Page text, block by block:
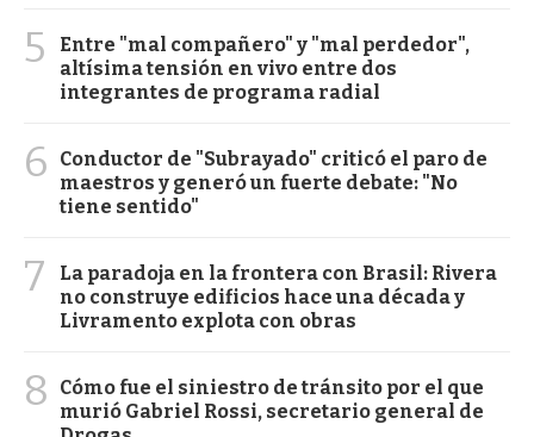
5
Entre "mal compañero" y "mal perdedor",
altísima tensión en vivo entre dos
integrantes de programa radial
6
Conductor de "Subrayado" criticó el paro de
maestros y generó un fuerte debate: "No
tiene sentido"
7
La paradoja en la frontera con Brasil: Rivera
no construye edificios hace una década y
Livramento explota con obras
8
Cómo fue el siniestro de tránsito por el que
murió Gabriel Rossi, secretario general de